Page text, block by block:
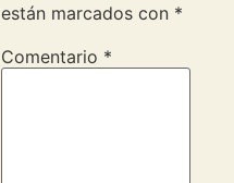
están marcados con *
Comentario *